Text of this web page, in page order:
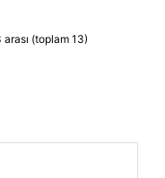
(toplam 13)